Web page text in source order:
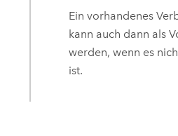
Ein vorhandenes
kann auch dann als
werden, wenn es
ist.